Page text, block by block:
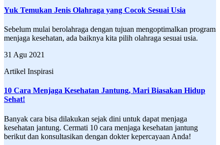
Yuk Temukan Jenis Olahraga yang Cocok Sesuai Usia
Sebelum mulai berolahraga dengan tujuan mengoptimalkan program
menjaga kesehatan, ada baiknya kita pilih olahraga sesuai usia.
31 Agu 2021
Artikel Inspirasi
10 Cara Menjaga Kesehatan Jantung, Mari Biasakan Hidup
Sehat!
Banyak cara bisa dilakukan sejak dini untuk dapat menjaga
kesehatan jantung. Cermati 10 cara menjaga kesehatan jantung
berikut dan konsultasikan dengan dokter kepercayaan Anda!